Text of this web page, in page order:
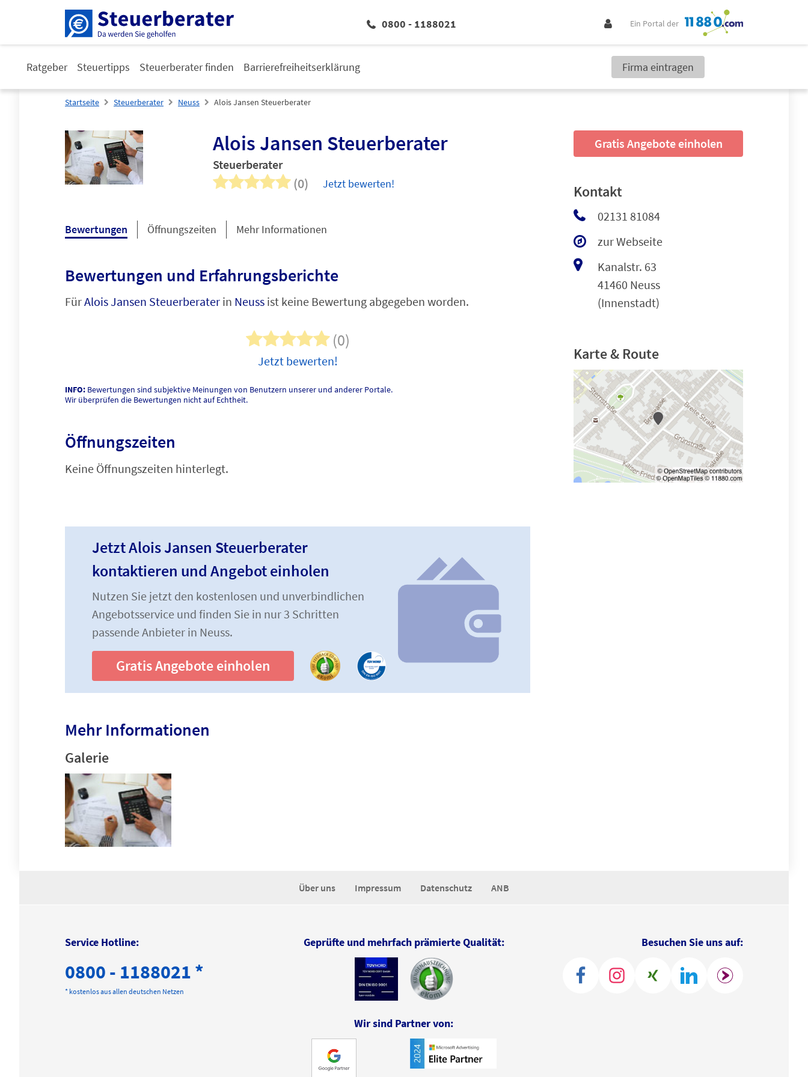
0800 - 1188021 Ein Portal der
Ratgeber Steuertipps Steuerberater finden Barrierefreiheitserklärung Firma eintragen
Startseite Steuerberater Neuss Alois Jansen Steuerberater
Alois Jansen Steuerberater
Steuerberater
(0) Jetzt bewerten!
Bewertungen Öffnungszeiten Mehr Informationen
Bewertungen und Erfahrungsberichte
FürAlois Jansen Steuerberater in Neuss ist keine Bewertung abgegeben worden.
(0)
Jetzt bewerten!
INFO: Bewertungen sind subjektive Meinungen von Benutzern unserer und anderer Portale.
Wir überprüfen die Bewertungen nicht auf Echtheit.
Öffnungszeiten
Keine Öffnungszeiten hinterlegt.
Jetzt Alois Jansen Steuerberater
kontaktieren und Angebot einholen
Nutzen Sie jetzt den kostenlosen und unverbindlichen
Angebotsservice und finden Sie in nur 3 Schritten
passende Anbieter in Neuss.
Gratis Angebote einholen
Mehr Informationen
Galerie
Gratis Angebote einholen
Kontakt
02131 81084
zur Webseite
Kanalstr. 63
41460 Neuss
(Innenstadt)
Karte & Route
Über uns Impressum Datenschutz ANB
Service Hotline:
0800 - 1188021 *
* kostenlos aus allen deutschen Netzen
Besuchen Sie uns auf:
Geprüfte und mehrfach prämierte Qualität:
Wir sind Partner von: